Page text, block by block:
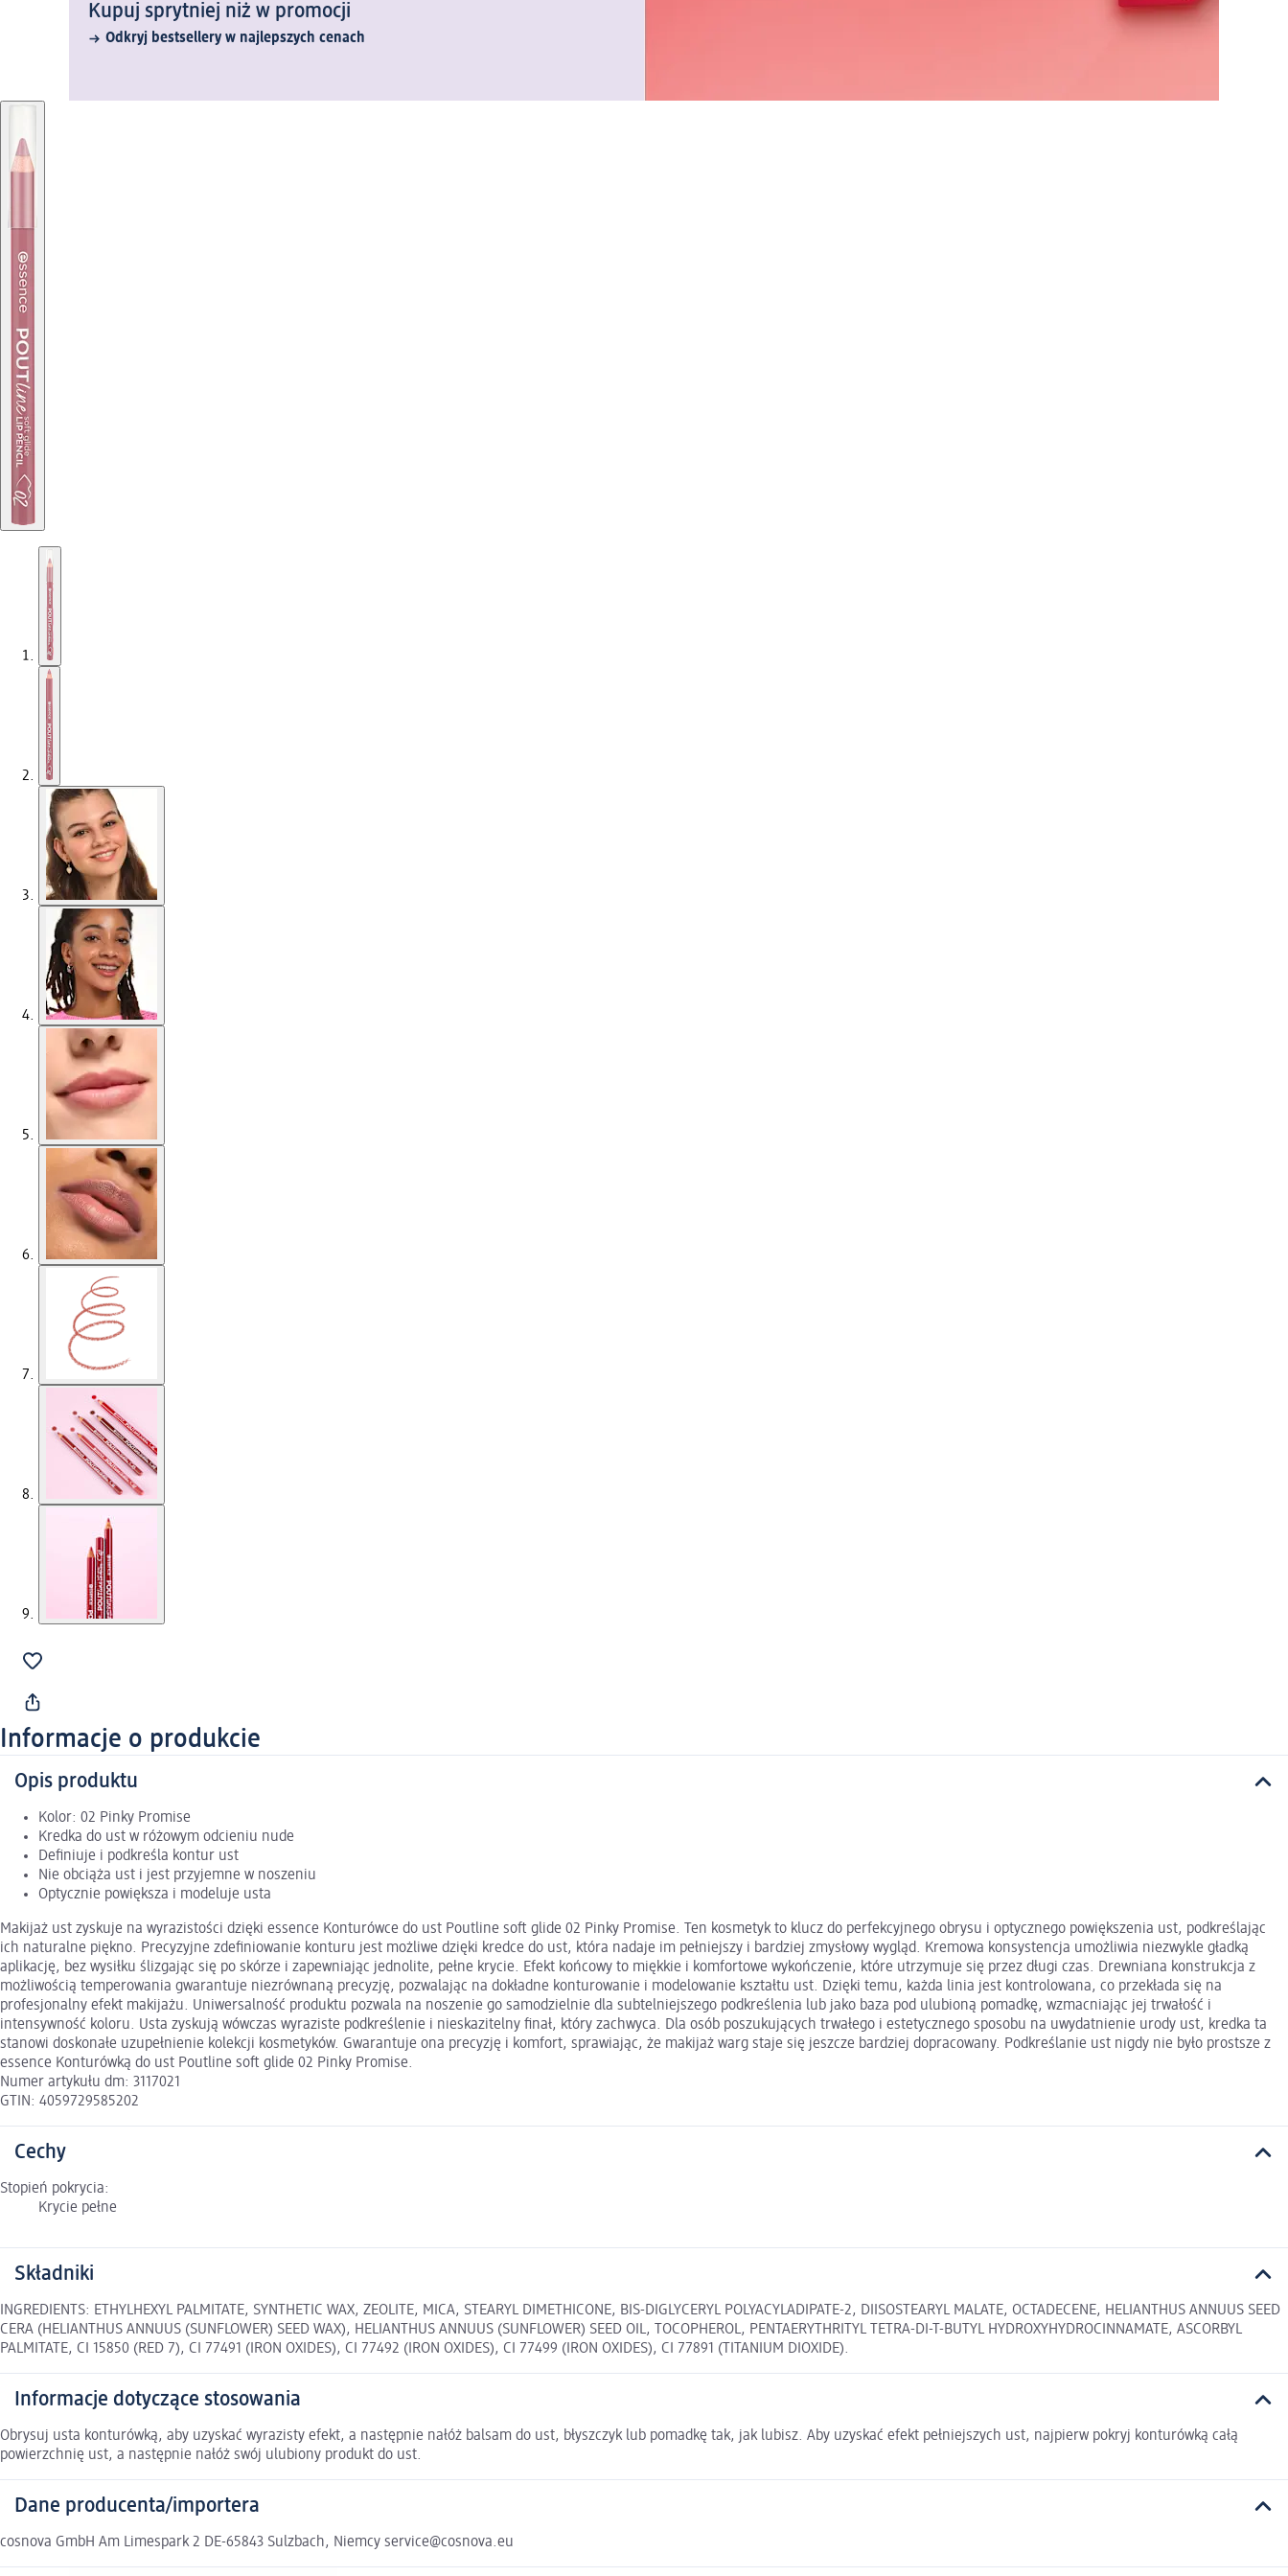
Kupuj sprytniej niż w promocji
Odkryj bestsellery w najlepszych cenach
Informacje o produkcie
Opis produktu
Kolor: 02 Pinky Promise
Kredka do ust w różowym odcieniu nude
Definiuje i podkreśla kontur ust
Nie obciąża ust i jest przyjemne w noszeniu
Optycznie powiększa i modeluje usta
Makijaż ust zyskuje na wyrazistości dzięki essence Konturówce do ust Poutline soft glide 02 Pinky Promise. Ten kosmetyk to klucz do perfekcyjnego obrysu i optycznego powiększenia ust, podkreślając
ich naturalne piękno. Precyzyjne zdefiniowanie konturu jest możliwe dzięki kredce do ust, która nadaje im pełniejszy i bardziej zmysłowy wygląd. Kremowa konsystencja umożliwia niezwykle gładką
aplikację, bez wysiłku ślizgając się po skórze i zapewniając jednolite, pełne krycie. Efekt końcowy to miękkie i komfortowe wykończenie, które utrzymuje się przez długi czas. Drewniana konstrukcja z
możliwością temperowania gwarantuje niezrównaną precyzję, pozwalając na dokładne konturowanie i modelowanie kształtu ust. Dzięki temu, każda linia jest kontrolowana, co przekłada się na
profesjonalny efekt makijażu. Uniwersalność produktu pozwala na noszenie go samodzielnie dla subtelniejszego podkreślenia lub jako baza pod ulubioną pomadkę, wzmacniając jej trwałość i
intensywność koloru. Usta zyskują wówczas wyraziste podkreślenie i nieskazitelny finał, który zachwyca. Dla osób poszukujących trwałego i estetycznego sposobu na uwydatnienie urody ust, kredka ta
stanowi doskonałe uzupełnienie kolekcji kosmetyków. Gwarantuje ona precyzję i komfort, sprawiając, że makijaż warg staje się jeszcze bardziej dopracowany. Podkreślanie ust nigdy nie było prostsze z
essence Konturówką do ust Poutline soft glide 02 Pinky Promise.
Numer artykułu dm: 3117021
GTIN: 4059729585202
Cechy
Stopień pokrycia:
Krycie pełne
Składniki
INGREDIENTS: ETHYLHEXYL PALMITATE, SYNTHETIC WAX, ZEOLITE, MICA, STEARYL DIMETHICONE, BIS-DIGLYCERYL POLYACYLADIPATE-2, DIISOSTEARYL MALATE, OCTADECENE, HELIANTHUS ANNUUS SEED
CERA (HELIANTHUS ANNUUS (SUNFLOWER) SEED WAX), HELIANTHUS ANNUUS (SUNFLOWER) SEED OIL, TOCOPHEROL, PENTAERYTHRITYL TETRA-DI-T-BUTYL HYDROXYHYDROCINNAMATE, ASCORBYL
PALMITATE, CI 15850 (RED 7), CI 77491 (IRON OXIDES), CI 77492 (IRON OXIDES), CI 77499 (IRON OXIDES), CI 77891 (TITANIUM DIOXIDE).
Informacje dotyczące stosowania
Obrysuj usta konturówką, aby uzyskać wyrazisty efekt, a następnie nałóż balsam do ust, błyszczyk lub pomadkę tak, jak lubisz. Aby uzyskać efekt pełniejszych ust, najpierw pokryj konturówką całą
powierzchnię ust, a następnie nałóż swój ulubiony produkt do ust.
Dane producenta/importera
cosnova GmbH Am Limespark 2 DE-65843 Sulzbach, Niemcy service@cosnova.eu